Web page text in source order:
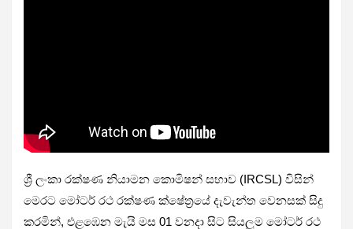
ශ්‍රී ලංකා රක්ෂණ නියාමන කොමිෂන් සභාව (IRCSL) විසින්
මෙරට මෝටර් රථ රක්ෂණ ක්ෂේත්‍රයේ දැවැන්ත වෙනසක් සිදු
කරමින්, එළඹෙන මැයි මස 01 වනදා සිට සියලුම මෝටර් රථ